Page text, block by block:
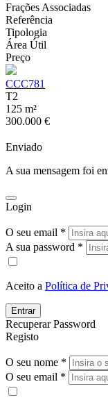
Frações Associadas
Referência
Tipologia
Área Útil
Preço
CCC781
T2
125 m²
300.000 €
Enviado
A sua mensagem foi
Login
O seu email *
A sua password *
Aceito a Política de
Entrar
Recuperar Password
Registo
O seu nome *
O seu email *